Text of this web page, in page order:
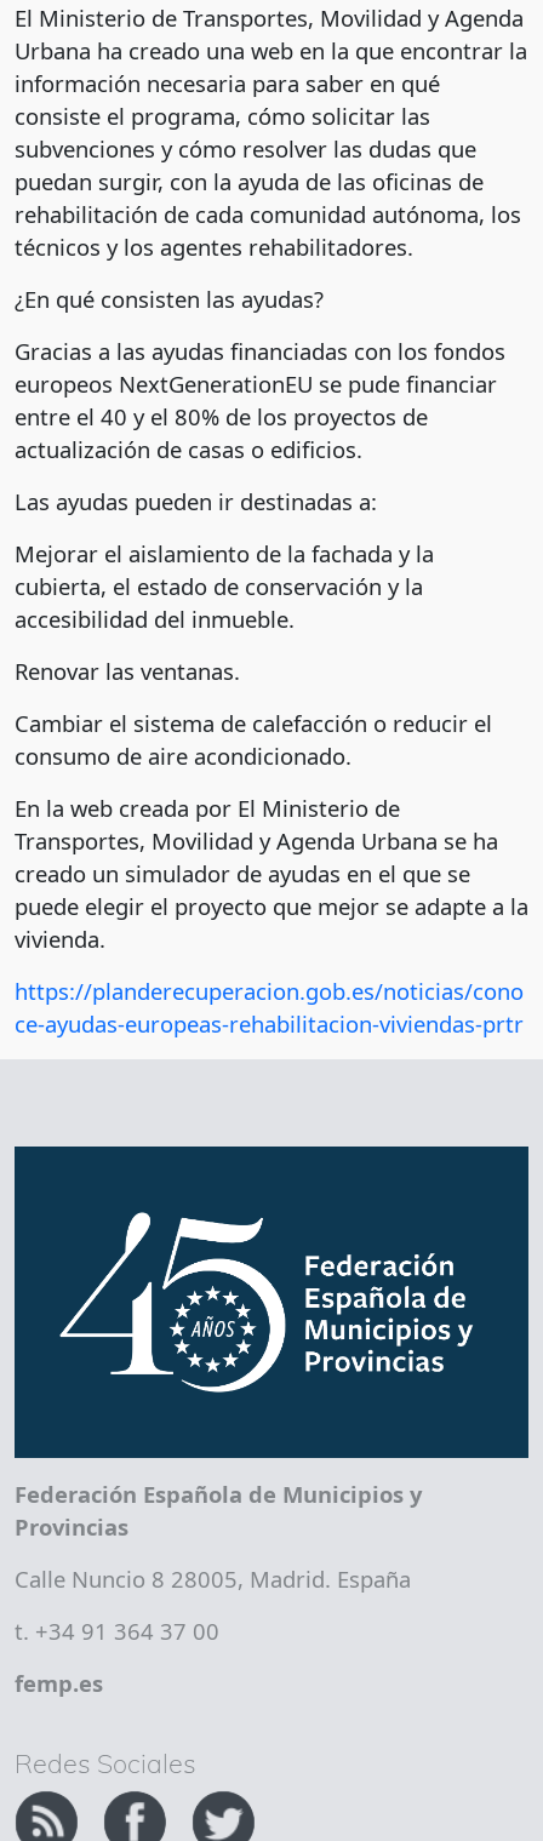
El Ministerio de Transportes, Movilidad y Agenda
Urbana ha creado una web en la que encontrar la
información necesaria para saber en qué
consiste el programa, cómo solicitar las
subvenciones y cómo resolver las dudas que
puedan surgir, con la ayuda de las oficinas de
rehabilitación de cada comunidad autónoma, los
técnicos y los agentes rehabilitadores.
¿En qué consisten las ayudas?
Gracias a las ayudas financiadas con los fondos
europeos NextGenerationEU se pude financiar
entre el 40 y el 80% de los proyectos de
actualización de casas o edificios.
Las ayudas pueden ir destinadas a:
Mejorar el aislamiento de la fachada y la
cubierta, el estado de conservación y la
accesibilidad del inmueble.
Renovar las ventanas.
Cambiar el sistema de calefacción o reducir el
consumo de aire acondicionado.
En la web creada por El Ministerio de
Transportes, Movilidad y Agenda Urbana se ha
creado un simulador de ayudas en el que se
puede elegir el proyecto que mejor se adapte a la
vivienda.
https://planderecuperacion.gob.es/noticias/cono
ce-ayudas-europeas-rehabilitacion-viviendas-prtr
Federación Española de Municipios y
Provincias
Calle Nuncio 8 28005, Madrid. España
t. +34 91 364 37 00
femp.es
Redes Sociales